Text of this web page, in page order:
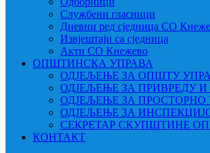
Службени гласници
Дневни ред сједница СО
Извјештаји са сједница
Акти СО Кнежево
ОПШТИНСКА УПРАВА
ОДЈЕЉЕЊЕ ЗА ОПШТУ
ОДЈЕЉЕЊЕ ЗА ПРИВРЕДУ
ОДЈЕЉЕЊЕ ЗА
ОДЈЕЉЕЊЕ ЗА
СЕКРЕТАР СКУПШТИНЕ
КОНТАКТ